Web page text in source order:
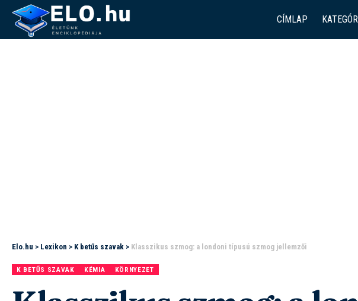
CÍMLAP
Elo.hu > Lexikon > K betűs szavak > Klasszikus szmog: a londoni típusú szmog jellemzői
K BETŰS SZAVAK KÉMIA KÖRNYEZET